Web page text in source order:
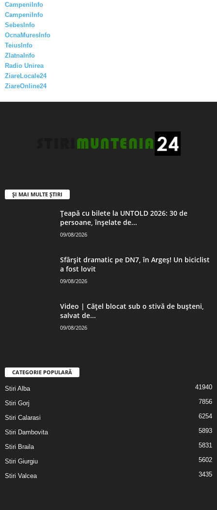
CampeniInfo
CampeniInfo
SebesInfo
OcnaMuresInfo
TeiusInfo
ZlatnaInfo
Radio Unirea
ZiareLocale24
ZiareOnline24
ȘI MAI MULTE ȘTIRI
Țeapă cu bilete la UNTOLD 2026: 30 de
persoane, înșelate de...
09/08/2026
Sfârșit dramatic pe DN7, în Argeș! Un biciclist
a fost lovit
09/08/2026
Video | Cățel blocat sub o stivă de bușteni,
salvat de...
09/08/2026
CATEGORIE POPULARĂ
Stiri Alba 41940
Stiri Gorj 7856
Stiri Calarasi 6254
Stiri Dambovita 5893
Stiri Braila 5831
Stiri Giurgiu 5602
Stiri Valcea 3435